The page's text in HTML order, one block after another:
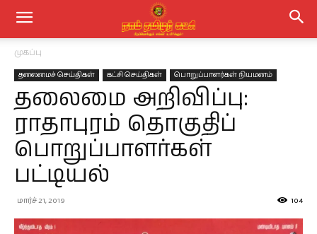
முகப்பு
தலைமைச் செய்திகள் கட்சி செய்திகள் பொறுப்பாளர்கள் நியமனம்
தலைமை அறிவிப்பு:
ராதாபுரம் தொகுதிப்
பொறுப்பாளர்கள்
பட்டியல்
மார்ச் 21, 2019 104